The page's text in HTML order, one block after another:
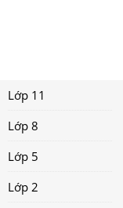
Lớp 11
Lớp 8
Lớp 5
Lớp 2